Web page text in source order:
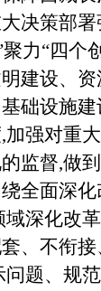
决策部
力“四个
建设、资
础设施
强对重大
监督,做
全面深
深化改
、不衔
题、规